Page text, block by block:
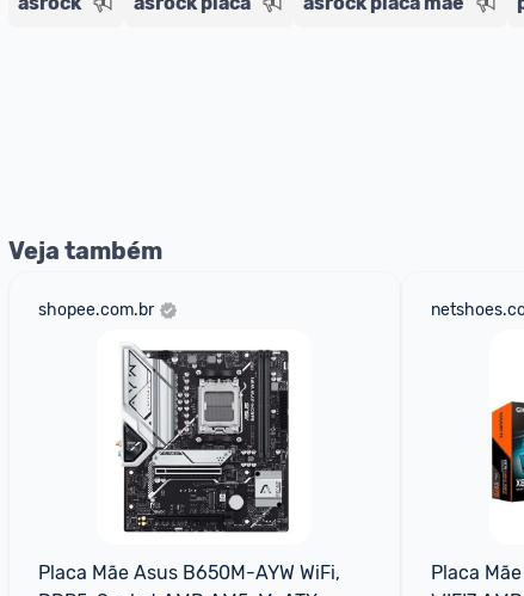
Veja também
shopee.com.br
Placa Mãe Asus B650M-AYW WiFi,
Placa